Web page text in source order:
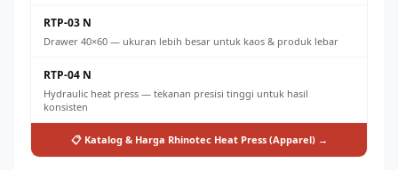
RTP-03 N
Drawer 40×60 — ukuran lebih besar untuk kaos & produk lebar
RTP-04 N
Hydraulic heat press — tekanan presisi tinggi untuk hasil
konsisten
📋 Katalog & Harga Rhinotec Heat Press (Apparel) →